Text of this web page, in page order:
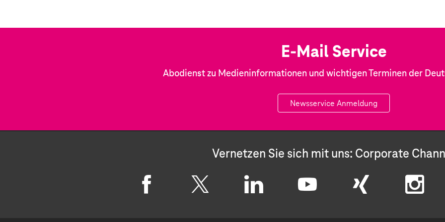
E-Mail Service
Abodienst zu Medieninformationen und wichtigen Terminen der
Newsservice Anmeldung
Vernetzen Sie sich mit uns: Corporate